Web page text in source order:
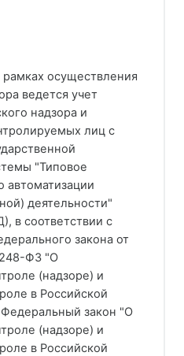
осуществления
ведется учет
надзора и
лиц с
"Типовое
автоматизации
деятельности"
в соответствии с
закона от
248-ФЗ "О
(надзоре) и
в Российской
закон "О
(надзоре) и
в Российской